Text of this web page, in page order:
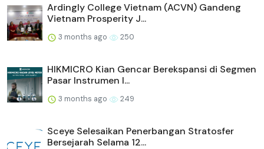
Ardingly College Vietnam (ACVN) Gandeng
Vietnam Prosperity J...
3 months ago 250
HIKMICRO Kian Gencar Berekspansi di Segmen
Pasar Instrumen I...
3 months ago 249
Sceye Selesaikan Penerbangan Stratosfer
Bersejarah Selama 12...